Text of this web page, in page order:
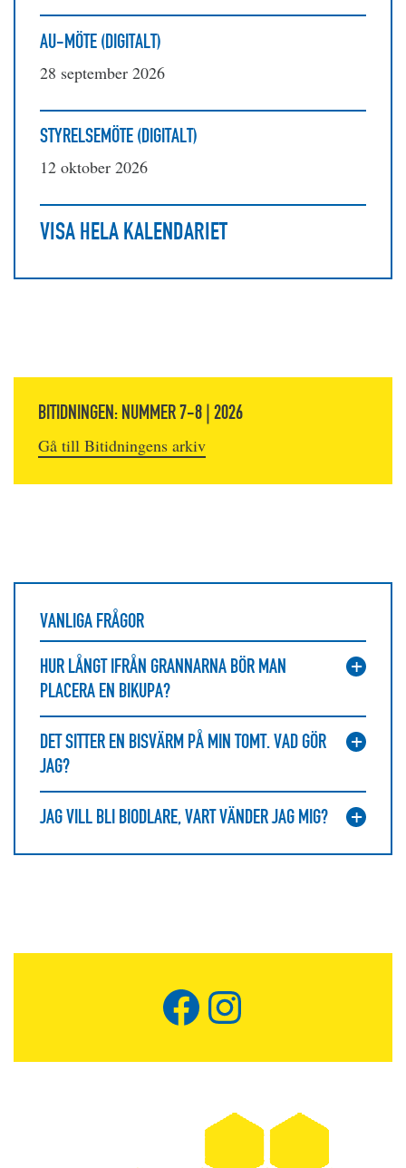
AU-MÖTE (DIGITALT)
28 september 2026
STYRELSEMÖTE (DIGITALT)
12 oktober 2026
VISA HELA KALENDARIET
BITIDNINGEN: NUMMER 7-8 | 2026
Gå till Bitidningens arkiv
VANLIGA FRÅGOR
HUR LÅNGT IFRÅN GRANNARNA BÖR MAN
PLACERA EN BIKUPA?
DET SITTER EN BISVÄRM PÅ MIN TOMT. VAD GÖR
JAG?
JAG VILL BLI BIODLARE, VART VÄNDER JAG MIG?
Facebook
Instagram